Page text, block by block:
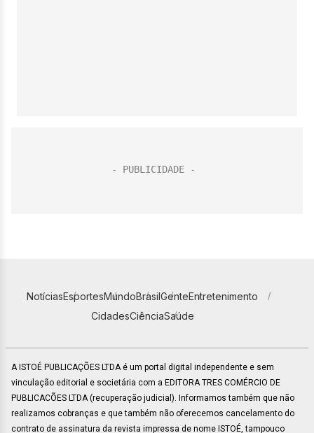
NotíciasEsportesMundoBrasilGenteEntretenimento
CidadesCiênciaSaúde
A ISTOÉ PUBLICAÇÕES LTDA é um portal digital independente e sem
vinculação editorial e societária com a EDITORA TRES COMÉRCIO DE
PUBLICACÕES LTDA (recuperação judicial). Informamos também que não
realizamos cobranças e que também não oferecemos cancelamento do
contrato de assinatura da revista impressa de nome ISTOÉ, tampouco